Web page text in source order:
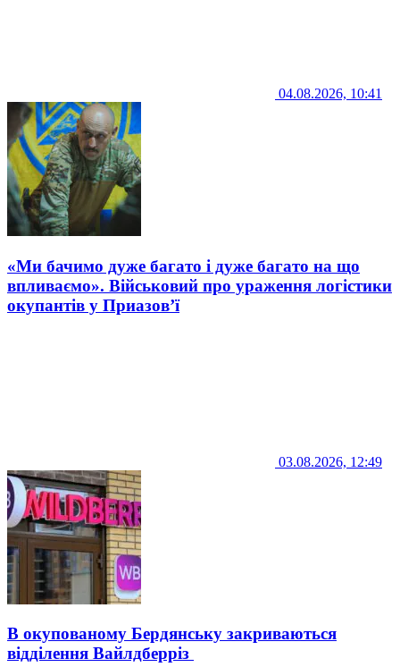
04.08.2026, 10:41
«Ми бачимо дуже багато і дуже багато на що
впливаємо». Військовий про ураження логістики
окупантів у Приазов’ї
03.08.2026, 12:49
В окупованому Бердянську закриваються
відділення Вайлдберріз